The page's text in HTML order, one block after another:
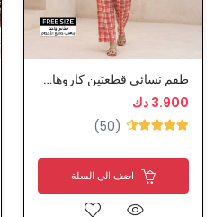
طقم نسائي قطعتين كاروهات كريب
3.900 دك
(50)
اضف الى السلة